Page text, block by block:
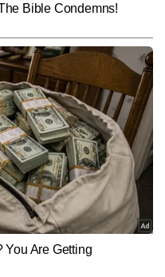
SUBMIT